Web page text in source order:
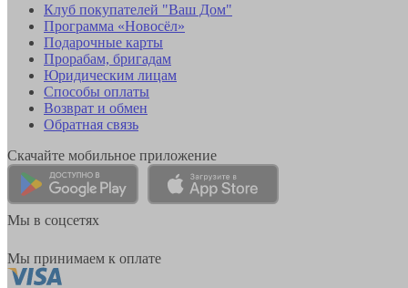
Клуб покупателей "Ваш Дом"
Программа «Новосёл»
Подарочные карты
Прорабам, бригадам
Юридическим лицам
Способы оплаты
Возврат и обмен
Обратная связь
Скачайте мобильное приложение
Мы в соцсетях
Мы принимаем к оплате